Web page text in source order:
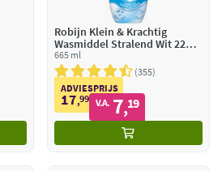
Robijn Klein & Krachtig
Wasmiddel Stralend Wit 22
Wasbeurten
665 ml
355
ADVIESPRIJS
17,99 V.A. 7,19